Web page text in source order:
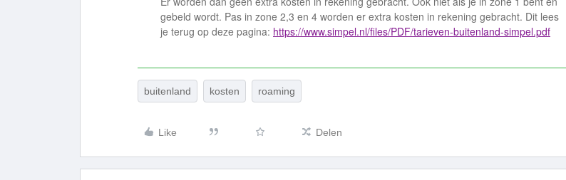
gebeld wordt. Pas in zone 2,3 en 4 worden er extra kosten in rekening gebracht. Dit lees
je terug op deze pagina: https://www.simpel.nl/files/PDF/tarieven-buitenland-simpel.pdf
buitenland kosten roaming
Like Delen